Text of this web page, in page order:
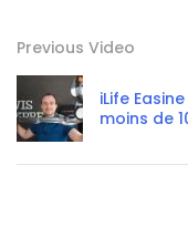
Previous Video
iLife
moins de